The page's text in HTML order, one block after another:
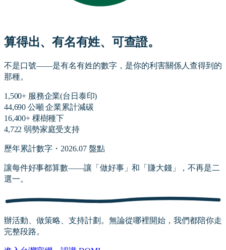
算得出、有名有姓、可查證。
不是口號——是有名有姓的數字，是你的利害關係人查得到的
那種。
1,500+ 服務企業(台日泰印)
44,690 公噸 企業累計減碳
16,400+ 棵樹種下
4,722 弱勢家庭受支持
歷年累計數字・2026.07 盤點
讓每件好事都算數——讓「做好事」和「賺大錢」，不再是二
選一。
辦活動、做策略、支持計劃。無論從哪裡開始，我們都陪你走
完整段路。